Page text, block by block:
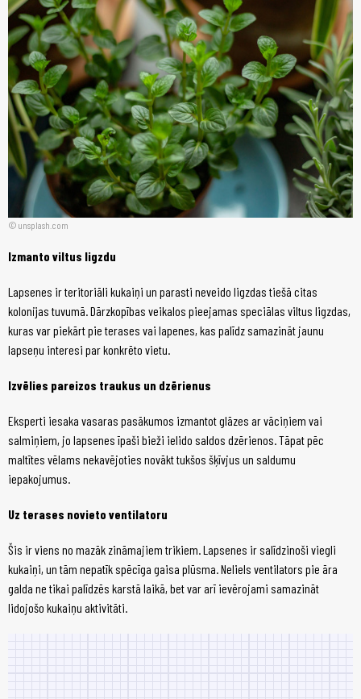
unsplash.com
Izmanto viltus ligzdu
Lapsenes ir teritoriāli kukaiņi un parasti neveido ligzdas tiešā citas
kolonijas tuvumā. Dārzkopības veikalos pieejamas speciālas viltus ligzdas,
kuras var piekārt pie terases vai lapenes, kas palīdz samazināt jaunu
lapseņu interesi par konkrēto vietu.
Izvēlies pareizos traukus un dzērienus
Eksperti iesaka vasaras pasākumos izmantot glāzes ar vāciņiem vai
salmiņiem, jo lapsenes īpaši bieži ielido saldos dzērienos. Tāpat pēc
maltītes vēlams nekavējoties novākt tukšos šķīvjus un saldumu
iepakojumus.
Uz terases novieto ventilatoru
Šis ir viens no mazāk zināmajiem trikiem. Lapsenes ir salīdzinoši viegli
kukaiņi, un tām nepatīk spēcīga gaisa plūsma. Neliels ventilators pie āra
galda ne tikai palīdzēs karstā laikā, bet var arī ievērojami samazināt
lidojošo kukaiņu aktivitāti.